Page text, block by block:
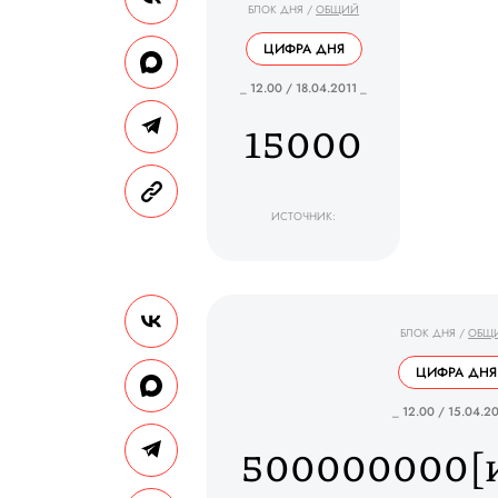
БЛОК ДНЯ / ОБЩИЙ
ЦИФРА ДНЯ
_ 12.00 / 18.04.2011 _
15000
ИСТОЧНИК:
БЛОК ДНЯ /
ЦИФРА ДНЯ
_ 12.00 /